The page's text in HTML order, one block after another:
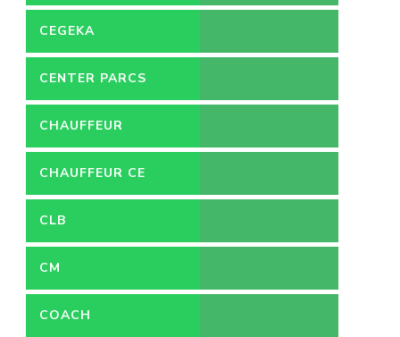
CEGEKA
CENTER PARCS
CHAUFFEUR
CHAUFFEUR CE
CLB
CM
COACH